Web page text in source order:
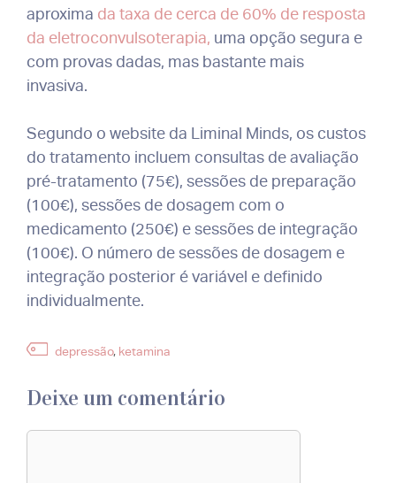
aproxima da taxa de cerca de 60% de resposta
da eletroconvulsoterapia, uma opção segura e
com provas dadas, mas bastante mais
invasiva.
Segundo o website da Liminal Minds, os custos
do tratamento incluem consultas de avaliação
pré-tratamento (75€), sessões de preparação
(100€), sessões de dosagem com o
medicamento (250€) e sessões de integração
(100€). O número de sessões de dosagem e
integração posterior é variável e definido
individualmente.
Etiquetas
depressão, ketamina
Deixe um comentário